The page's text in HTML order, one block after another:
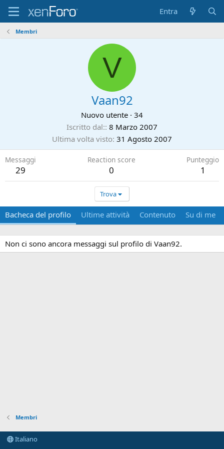
Entra
Membri
V
Vaan92
Nuovo utente · 34
Iscritto dal: 8 Marzo 2007
Ultima volta visto 31 Agosto 2007
Messaggi
29
Reaction score
0
Punteggio
1
Trova
Bacheca del profilo Ultime attività Contenuto Su di me
Non ci sono ancora messaggi sul profilo di Vaan92.
Membri
Italiano